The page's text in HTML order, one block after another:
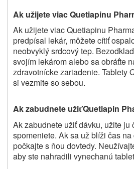
Ak užijete viacQuetiapinu
Ak užijete viac Quetiapinu
predpísal lekár, môžete cítiť
neobvyklý srdcový tep.
svojím lekárom alebo sa obráťte
zdravotnícke zariadenie. Tablety
si vezmite so sebou.
Ak zabudnete užiťQuetiapin
Ak zabudnete užiť dávku, užite ju
spomeniete. Ak sa už blíži čas
počkajte s ňou dovtedy.
aby ste nahradili vynechanú